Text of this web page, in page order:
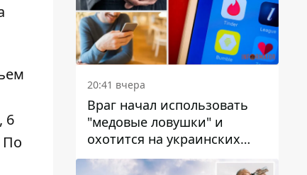
6
По
20:41 вчера
Враг начал использовать
"медовые ловушки" и
охотится на украинских
военнослужащих